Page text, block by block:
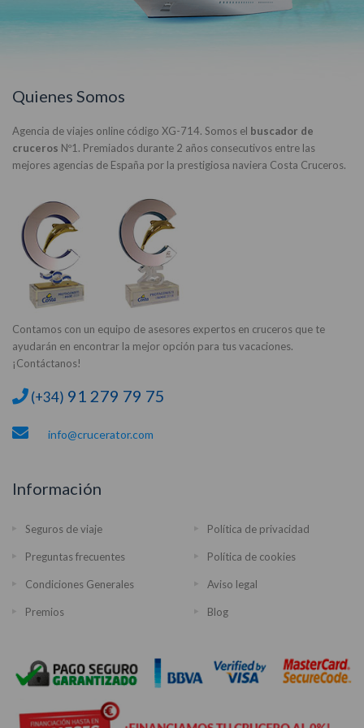
Quienes Somos
Agencia de viajes online código XG-714. Somos el buscador de
cruceros Nº1. Premiados durante 2 años consecutivos entre las
mejores agencias de España por la prestigiosa naviera Costa Cruceros.
Contamos con un equipo de asesores expertos en cruceros que te
ayudarán en encontrar la mejor opción para tus vacaciones.
¡Contáctanos!
(+34) 91 279 79 75
info@crucerator.com
Información
Seguros de viaje Política de privacidad
Preguntas frecuentes Política de cookies
Condiciones Generales Aviso legal
Premios Blog